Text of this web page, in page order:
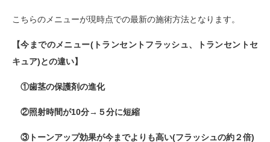
こちらのメニューが現時点での最新の施術方法となります。
【今までのメニュー(トランセントフラッシュ、トランセントセ
キュア)との違い】
①歯茎の保護剤の進化
②照射時間が10分→５分に短縮
③トーンアップ効果が今までよりも高い(フラッシュの約２倍)